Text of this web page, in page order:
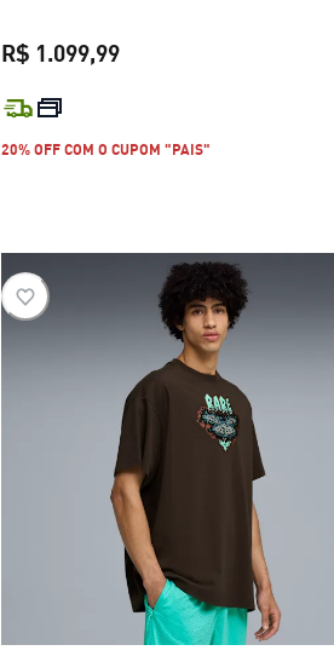
R$ 1.099,99
20% OFF COM O CUPOM "PAIS"